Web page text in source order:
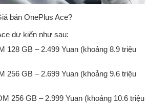
bán OnePlus Ace?
dự kiến như sau:
128 GB – 2.499 Yuan (khoảng 8.9 triệu
256 GB – 2.699 Yuan (khoảng 9.6 triệu
256 GB – 2.999 Yuan (khoảng 10.6 triệu